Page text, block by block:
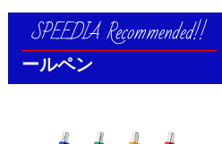
ールペン